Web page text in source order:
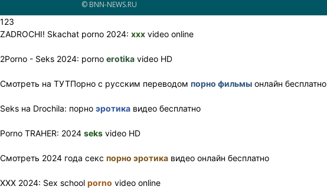
© BNN-NEWS.RU
123
ZADROCHI! Skachat porno 2024: xxx video online
2Porno - Seks 2024: porno erotika video HD
Смотреть на ТУТПорно с русским переводом порно фильмы онлайн бесплатно
Seks на Drochila: порно эротика видео бесплатно
Porno TRAHER: 2024 seks video HD
Смотреть 2024 года секс порно эротика видео онлайн бесплатно
XXX 2024: Sex school porno video online